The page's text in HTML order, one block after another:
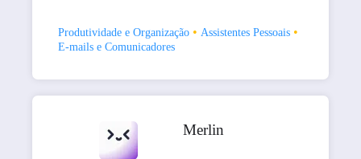
Produtividade e Organização • Assistentes Pessoais •
E-mails e Comunicadores
Merlin